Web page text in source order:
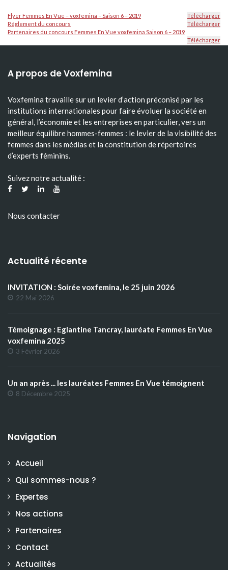
Flyer Femmes En Vue – voxfemina – Saison 6 – 2019
Télécharger
Réglement du concours
Télécharger
Partenaires du concours Femmes En Vue voxfemina Saison 6 – 2019
Télécharger
A propos de Voxfemina
Voxfemina travaille sur un levier d’action préconisé par les
institutions internationales pour faire évoluer la société en
général, l’économie et les entreprises en particulier, vers un
meilleur équilibre hommes-femmes : le levier de la visibilité des
femmes dans les médias et la constitution de répertoires
d’experts féminins.
Suivez notre actualité :
Nous contacter
Actualité récente
INVITATION : Soirée voxfemina, le 25 juin 2026
22 Mai 2026
Témoignage : Eglantine Tancray, lauréate Femmes En Vue
voxfemina 2025
3 Février 2026
Un an après ... les lauréates Femmes En Vue témoignent
8 Décembre 2025
Navigation
Accueil
Qui sommes-nous ?
Expertes
Nos actions
Partenaires
Contact
Actualités